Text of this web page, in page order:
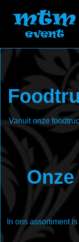
Vanuit onze
In ons assortiment